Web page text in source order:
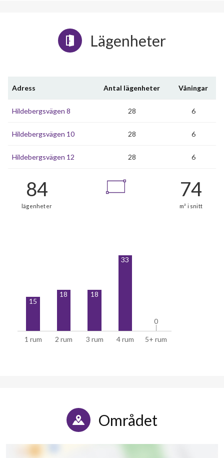
Lägenheter
Adress Antal lägenheter Våningar
Hildebergsvägen 8 28 6
Hildebergsvägen 10 28 6
Hildebergsvägen 12 28 6
1 rum 2 rum 3 rum 4 rum 5+ rum
15
18 18
33
0
0
Området